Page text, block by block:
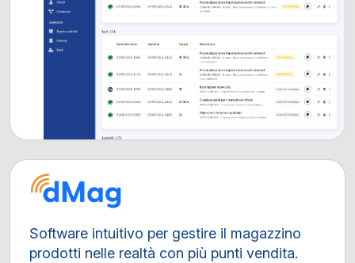
Software intuitivo per gestire il magazzino
prodotti nelle realtà con più punti vendita.